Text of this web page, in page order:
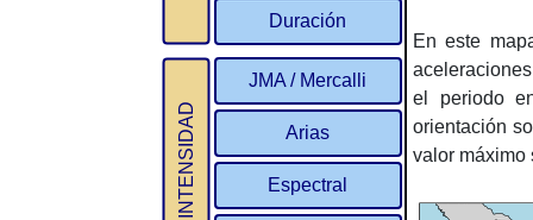
Duración
INTENSIDAD
JMA / Mercalli
Arias
Espectral
En este
el periodo
orientación
valor máximo